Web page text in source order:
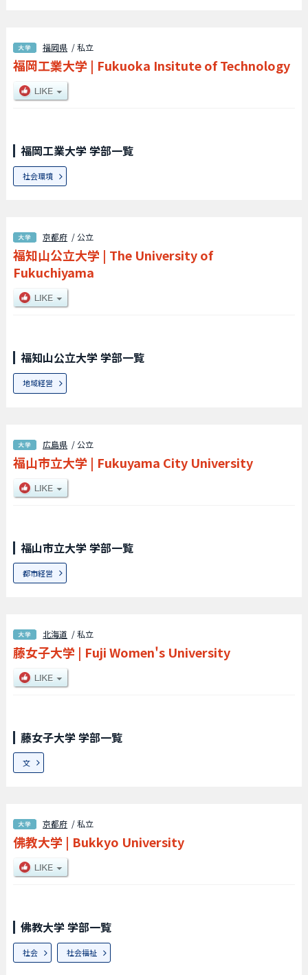
福岡県 / 私立
福岡工業大学 | Fukuoka Insitute of Technology
福岡工業大学 学部一覧
社会環境
京都府 / 公立
福知山公立大学 | The University of
Fukuchiyama
福知山公立大学 学部一覧
地域経営
広島県 / 公立
福山市立大学 | Fukuyama City University
福山市立大学 学部一覧
都市経営
北海道 / 私立
藤女子大学 | Fuji Women's University
藤女子大学 学部一覧
文
京都府 / 私立
佛教大学 | Bukkyo University
佛教大学 学部一覧
社会 社会福祉